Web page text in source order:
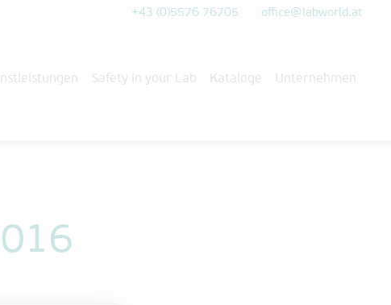
+43 (0)5576 76705 office@labworld.at
Safety in your Lab Kataloge Unternehmen